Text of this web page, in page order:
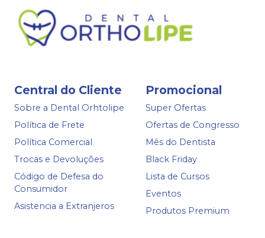
Central do Cliente
Sobre a Dental Orhtolipe
Política de Frete
Política Comercial
Trocas e Devoluções
Código de Defesa do
Consumidor
Asistencia a Extranjeros
Promocional
Super Ofertas
Ofertas de Congresso
Mês do Dentista
Black Friday
Lista de Cursos
Eventos
Produtos Premium